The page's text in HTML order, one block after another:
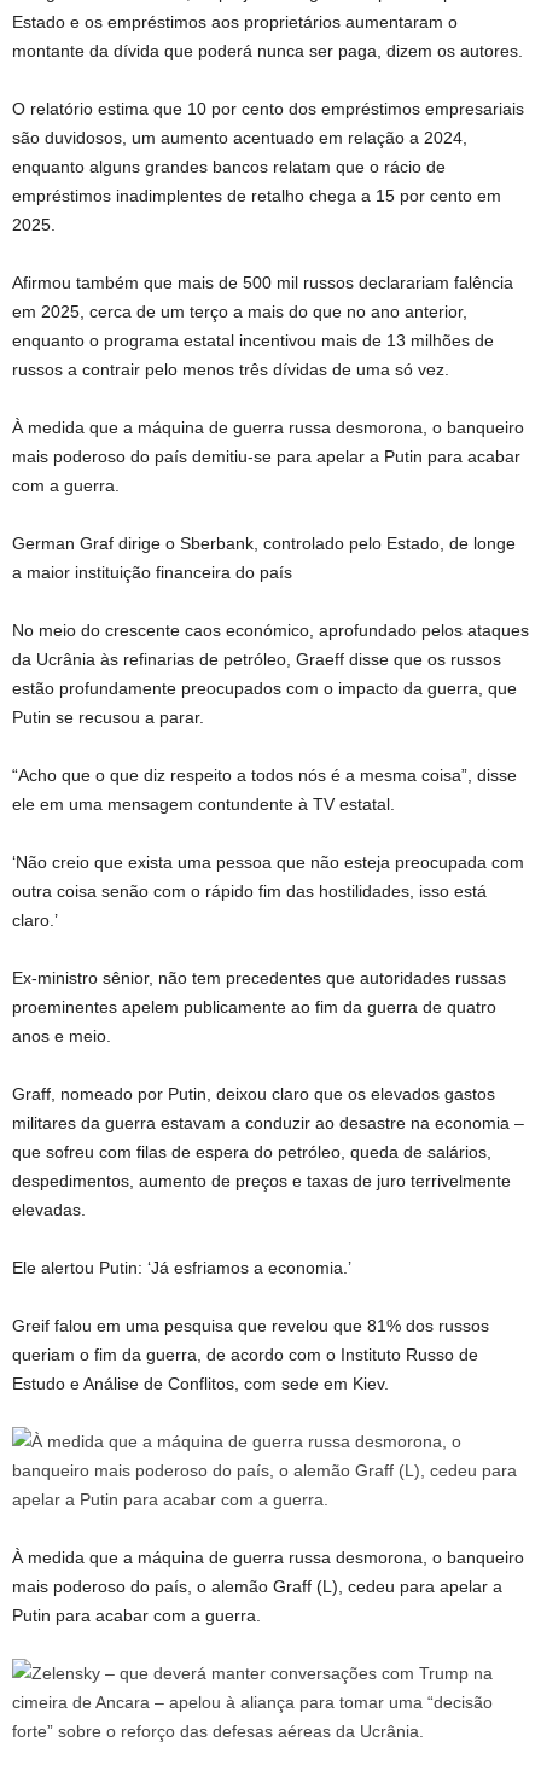
Estado e os empréstimos aos proprietários aumentaram o
montante da dívida que poderá nunca ser paga, dizem os autores.
O relatório estima que 10 por cento dos empréstimos empresariais
são duvidosos, um aumento acentuado em relação a 2024,
enquanto alguns grandes bancos relatam que o rácio de
empréstimos inadimplentes de retalho chega a 15 por cento em
2025.
Afirmou também que mais de 500 mil russos declarariam falência
em 2025, cerca de um terço a mais do que no ano anterior,
enquanto o programa estatal incentivou mais de 13 milhões de
russos a contrair pelo menos três dívidas de uma só vez.
À medida que a máquina de guerra russa desmorona, o banqueiro
mais poderoso do país demitiu-se para apelar a Putin para acabar
com a guerra.
German Graf dirige o Sberbank, controlado pelo Estado, de longe
a maior instituição financeira do país
No meio do crescente caos económico, aprofundado pelos ataques
da Ucrânia às refinarias de petróleo, Graeff disse que os russos
estão profundamente preocupados com o impacto da guerra, que
Putin se recusou a parar.
“Acho que o que diz respeito a todos nós é a mesma coisa”, disse
ele em uma mensagem contundente à TV estatal.
‘Não creio que exista uma pessoa que não esteja preocupada com
outra coisa senão com o rápido fim das hostilidades, isso está
claro.’
Ex-ministro sênior, não tem precedentes que autoridades russas
proeminentes apelem publicamente ao fim da guerra de quatro
anos e meio.
Graff, nomeado por Putin, deixou claro que os elevados gastos
militares da guerra estavam a conduzir ao desastre na economia –
que sofreu com filas de espera do petróleo, queda de salários,
despedimentos, aumento de preços e taxas de juro terrivelmente
elevadas.
Ele alertou Putin: ‘Já esfriamos a economia.’
Greif falou em uma pesquisa que revelou que 81% dos russos
queriam o fim da guerra, de acordo com o Instituto Russo de
Estudo e Análise de Conflitos, com sede em Kiev.
À medida que a máquina de guerra russa desmorona, o banqueiro
mais poderoso do país, o alemão Graff (L), cedeu para apelar a
Putin para acabar com a guerra.